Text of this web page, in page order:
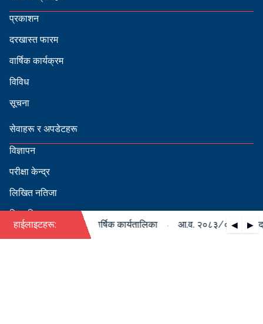
प्रकाशन
दरखास्त फारम
वार्षिक कार्यक्रम
विविध
सूचना
सेवाहरू र अपडेटहरू
विज्ञापन
परीक्षा केन्द्र
लिखित नतिजा
सिफारिस
हाईलाइटहरू: ◀ ▶
को पदपूर्ति सम्बन्धी वार्षिक कार्यतालिका आ.व. २०८३/०८४ को